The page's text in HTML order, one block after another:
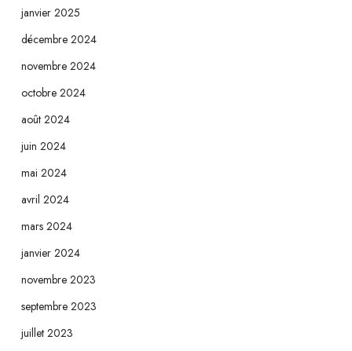
janvier 2025
décembre 2024
novembre 2024
octobre 2024
août 2024
juin 2024
mai 2024
avril 2024
mars 2024
janvier 2024
novembre 2023
septembre 2023
juillet 2023